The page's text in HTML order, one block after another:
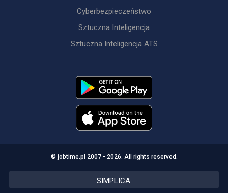
Cyberbezpieczeństwo
Sztuczna Inteligencja
Sztuczna Inteligencja ATS
© jobtime.pl 2007 - 2026. All rights reserved.
SIMPLICA